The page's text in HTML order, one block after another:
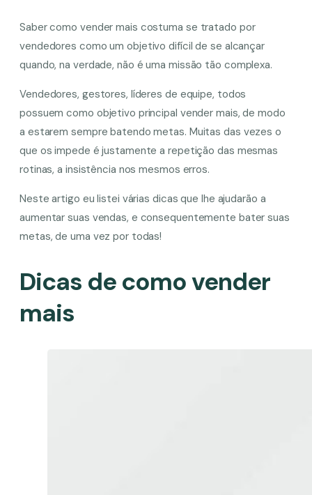
Saber como vender mais costuma se tratado por
vendedores como um objetivo difícil de se alcançar
quando, na verdade, não é uma missão tão complexa.
Vendedores, gestores, líderes de equipe, todos
possuem como objetivo principal vender mais, de modo
a estarem sempre batendo metas. Muitas das vezes o
que os impede é justamente a repetição das mesmas
rotinas, a insistência nos mesmos erros.
Neste artigo eu listei várias dicas que lhe ajudarão a
aumentar suas vendas, e consequentemente bater suas
metas, de uma vez por todas!
Dicas de como vender
mais